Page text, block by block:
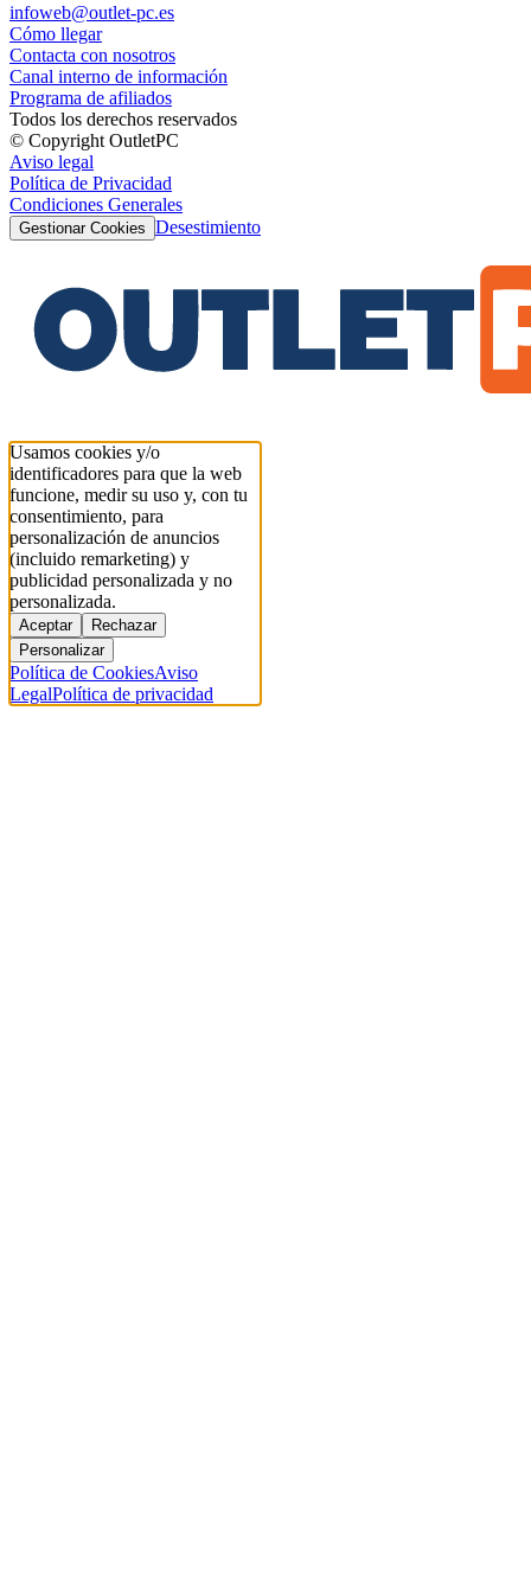
infoweb@outlet-pc.es
Cómo llegar
Contacta con nosotros
Canal interno de información
Programa de afiliados
Todos los derechos reservados
© Copyright OutletPC
Aviso legal
Política de Privacidad
Condiciones Generales
Gestionar Cookies Desestimiento
Usamos cookies y/o
identificadores para que la web
funcione, medir su uso y, con tu
consentimiento, para
personalización de anuncios
(incluido remarketing) y
publicidad personalizada y no
personalizada.
Aceptar
Rechazar
Personalizar
Política de CookiesAviso
LegalPolítica de privacidad